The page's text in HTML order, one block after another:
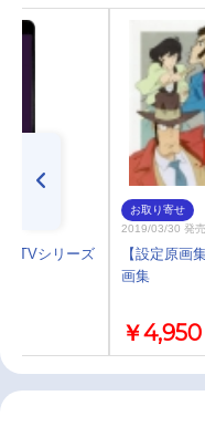
TVシリーズ
お取り寄せ
2019/03/30 発売
【設定原画
画集
￥4,950